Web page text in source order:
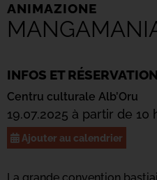
ANIMAZIONE
INFOS ET RÉSERVATION
Centru culturale Alb’Oru
19.07.2025 à partir de 10
Ajouter au calendrier